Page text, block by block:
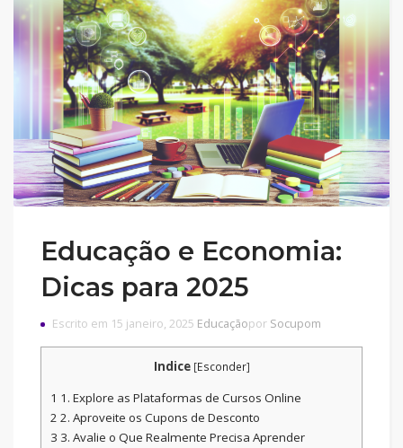
Educação e Economia:
Dicas para 2025
Escrito em 15 janeiro, 2025 Educaçãopor Socupom
Indice [Esconder]
1 1. Explore as Plataformas de Cursos Online
2 2. Aproveite os Cupons de Desconto
3 3. Avalie o Que Realmente Precisa Aprender